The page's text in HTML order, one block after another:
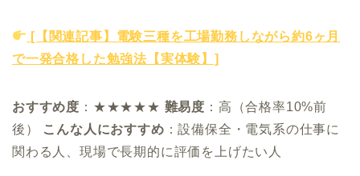
[【関連記事】電験三種を工場勤務しながら約6ヶ月
で一発合格した勉強法【実体験】]
おすすめ度 ：★★★★★ 難易度 ：高（合格率10%前
後） こんな人におすすめ ：設備保全・電気系の仕事に
関わる人、現場で長期的に評価を上げたい人